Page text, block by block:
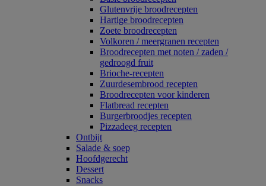
Glutenvrije broodrecepten
Hartige broodrecepten
Zoete broodrecepten
Volkoren / meergranen recepten
Broodrecepten met noten / zaden /
gedroogd fruit
Brioche-recepten
Zuurdesembrood recepten
Broodrecepten voor kinderen
Flatbread recepten
Burgerbroodjes recepten
Pizzadeeg recepten
Ontbijt
Salade & soep
Hoofdgerecht
Dessert
Snacks